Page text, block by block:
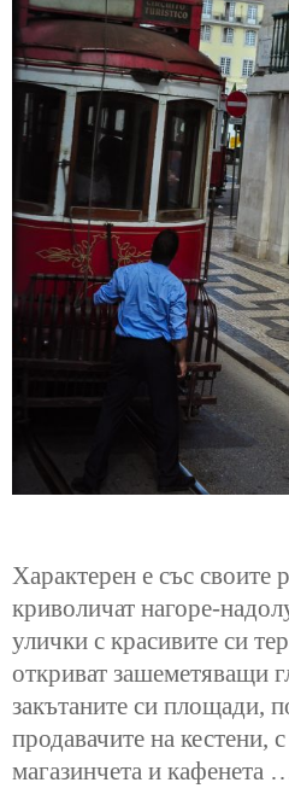
Характерен е със своите
криволичат нагоре-
улички с красивите си
откриват зашеметяващи
закътаните си площади,
продавачите на кестени, с
магазинчета и кафенета